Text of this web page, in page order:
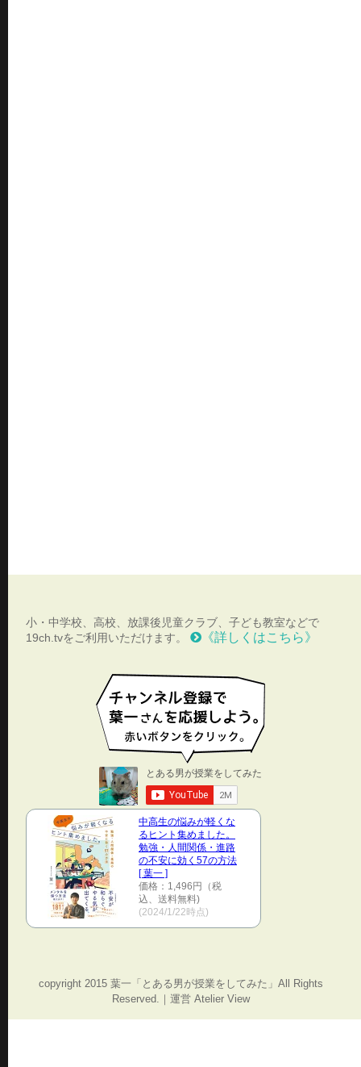
小・中学校、高校、放課後児童クラブ、子ども教室などで
19ch.tvをご利用いただけます。
《詳しくはこちら》
中高生の悩みが軽くな
るヒント集めました。
勉強・人間関係・進路
の不安に効く57の方法
[ 葉一 ]
価格：1,496円（税
込、送料無料)
(2024/1/22時点)
copyright 2015 葉一「とある男が授業をしてみた」All Rights
Reserved.｜運営 Atelier View